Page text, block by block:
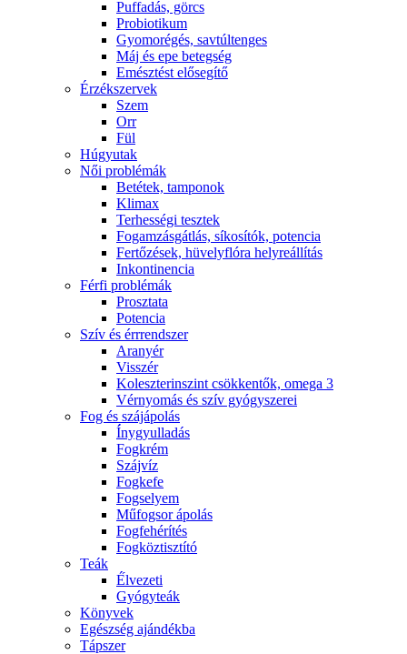
Puffadás, görcs
Probiotikum
Gyomorégés, savtúltenges
Máj és epe betegség
Emésztést elősegítő
Érzékszervek
Szem
Orr
Fül
Húgyutak
Női problémák
Betétek, tamponok
Klimax
Terhességi tesztek
Fogamzásgátlás, síkosítók, potencia
Fertőzések, hüvelyflóra helyreállítás
Inkontinencia
Férfi problémák
Prosztata
Potencia
Szív és érrrendszer
Aranyér
Visszér
Koleszterinszint csökkentők, omega 3
Vérnyomás és szív gyógyszerei
Fog és szájápolás
Í́nygyulladás
Fogkrém
Szájvíz
Fogkefe
Fogselyem
Műfogsor ápolás
Fogfehérítés
Fogköztisztító
Teák
É́lvezeti
Gyógyteák
Könyvek
Egészség ajándékba
Tápszer